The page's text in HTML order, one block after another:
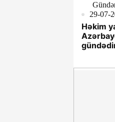
29-07-
Həkim